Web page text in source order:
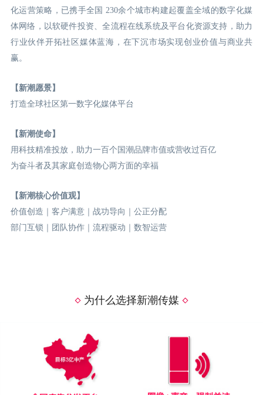
化运营策略，已携手全国 230余个城市构建起覆盖全域的数字化媒
体网络，以软硬件投资、全流程在线系统及平台化资源支持，助力
行业伙伴开拓社区媒体蓝海，在下沉市场实现创业价值与商业共
赢。
【新潮愿景】
打造全球社区第一数字化媒体平台
【新潮使命】
用科技精准投放，助力一百个国潮品牌市值或营收过百亿
为奋斗者及其家庭创造物心两方面的幸福
【新潮核心价值观】
价值创造｜客户满意｜战功导向｜公正分配
部门互锁｜团队协作｜流程驱动｜数智运营
为什么选择新潮传媒